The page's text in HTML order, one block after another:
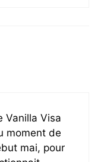
Vanilla Visa
moment de
mai, pour